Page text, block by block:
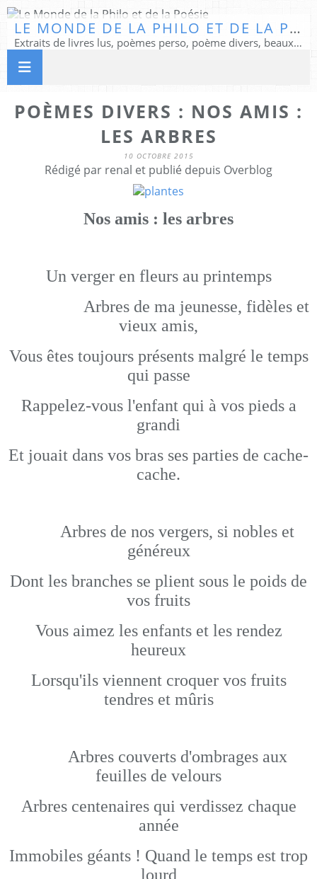
LE MONDE DE LA PHILO ET DE LA POÉSIE
Extraits de livres lus, poèmes perso, poème divers, beaux textes...
POÈMES DIVERS : NOS AMIS :
LES ARBRES
10 OCTOBRE 2015
Rédigé par renal et publié depuis Overblog
Nos amis : les arbres
Un verger en fleurs au printemps
Arbres de ma jeunesse, fidèles et
vieux amis,
Vous êtes toujours présents malgré le temps
qui passe
Rappelez-vous l'enfant qui à vos pieds a
grandi
Et jouait dans vos bras ses parties de cache-
cache.
Arbres de nos vergers, si nobles et
généreux
Dont les branches se plient sous le poids de
vos fruits
Vous aimez les enfants et les rendez
heureux
Lorsqu'ils viennent croquer vos fruits
tendres et mûris
Arbres couverts d'ombrages aux
feuilles de velours
Arbres centenaires qui verdissez chaque
année
Immobiles géants ! Quand le temps est trop
lourd